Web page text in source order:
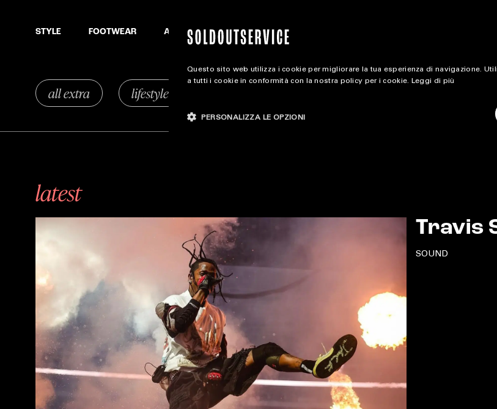
STYLE FOOTWEAR ACCESSORIES
SEARCH
CINEMA
HOUSE
LIFESTYLE
MOTORS
all extra lifestyle
latest
Travis
SOUND
Questo sito web utilizza i cookie per migliorare la tua esperienza di navigazione.
a tutti i cookie in conformità con la nostra policy per i cookie. Leggi di più
PERSONALIZZA LE OPZIONI